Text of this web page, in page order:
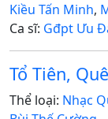
Kiều Tấn Minh,
Ca sĩ: Gđpt Ưu
Tổ Tiên,
Thể loại: Nhạc